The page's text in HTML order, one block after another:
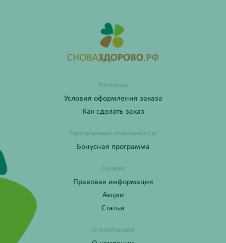
Помощь
Условия оформления заказа
Как сделать заказ
Программы лояльности
Бонусная программа
Сервис
Правовая информация
Акции
Статьи
О компании